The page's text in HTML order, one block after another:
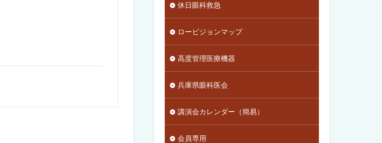
休日眼科救急
ロービジョンマップ
高度管理医療機器
兵庫県眼科医会
講演会カレンダー（簡易）
会員専用